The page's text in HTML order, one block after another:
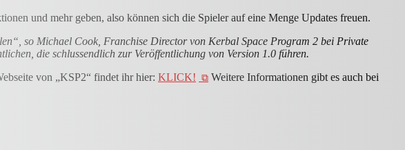
und mehr geben, also können sich die Spieler auf eine Menge Updates freuen.
so Michael Cook, Franchise Director von Kerbal Space Program 2 bei Private
die schlussendlich zur Veröffentlichung von Version 1.0 führen.
von „KSP2“ findet ihr hier: KLICK!
Weitere Informationen gibt es auch bei